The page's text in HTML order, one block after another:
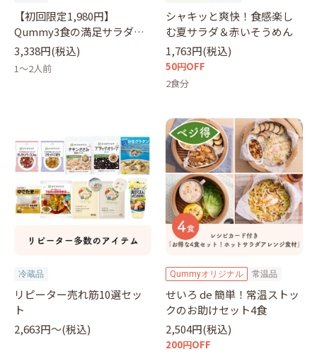
【初回限定1,980円】
Qummy3食の満足サラダセ
ット（クーポンコード：
otameshi）
3,338円(税込)
1～2人前
シャキッと爽快！食感楽し
む夏サラダ＆赤いそうめん
1,763円(税込)
50円OFF
2食分
冷蔵品
リピーター売れ筋10選セッ
ト
2,663円〜(税込)
Qummyオリジナル 常温品
せいろ de 簡単！常温ストッ
クのお助けセット4食
2,504円(税込)
200円OFF